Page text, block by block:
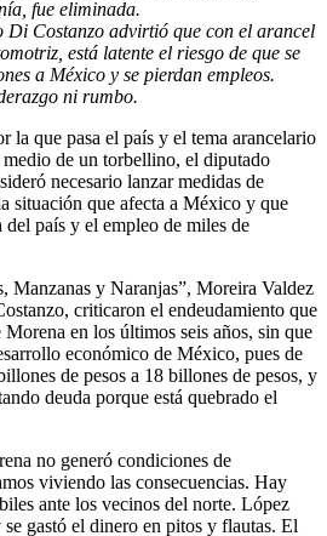
fue eliminada.
Di Costanzo advirtió que con el arancel
está latente el riesgo de que se
a México y se pierdan empleos.
ni rumbo.
la que pasa el país y el tema arancelario
de un torbellino, el diputado
necesario lanzar medidas de
situación que afecta a México y que
país y el empleo de miles de
Manzanas y Naranjas”, Moreira Valdez
criticaron el endeudamiento que
en los últimos seis años, sin que
económico de México, pues de
de pesos a 18 billones de pesos, y
deuda porque está quebrado el
no generó condiciones de
viviendo las consecuencias. Hay
ante los vecinos del norte. López
gastó el dinero en pitos y flautas. El